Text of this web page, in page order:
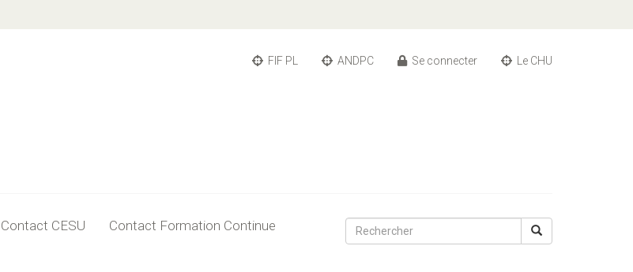
FIF PL ANDPC Se connecter Le CHU
Contact CESU
Contact Formation Continue